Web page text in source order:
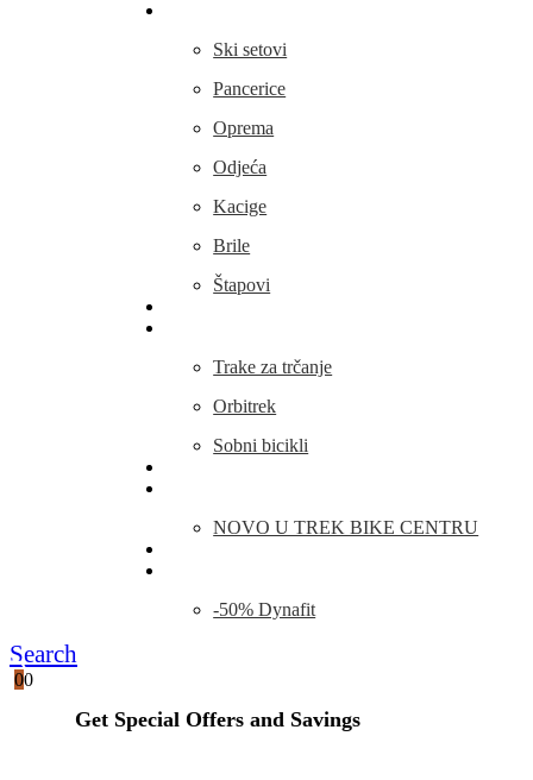
Ski setovi
Pancerice
Oprema
Odjeća
Kacige
Brile
Štapovi
Trake za trčanje
Orbitrek
Sobni bicikli
NOVO U TREK BIKE CENTRU
-50% Dynafit
Search
00
Get Special Offers and Savings